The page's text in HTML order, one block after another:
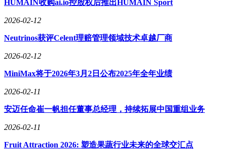
HUMAIN收购ai.io控股权后推出HUMAIN Sport
2026-02-12
Neutrinos获评Celent理赔管理领域技术卓越厂商
2026-02-12
MiniMax将于2026年3月2日公布2025年全年业绩
2026-02-11
安迈任命崔一帆担任董事总经理，持续拓展中国重组业务
2026-02-11
Fruit Attraction 2026: 塑造果蔬行业未来的全球交汇点